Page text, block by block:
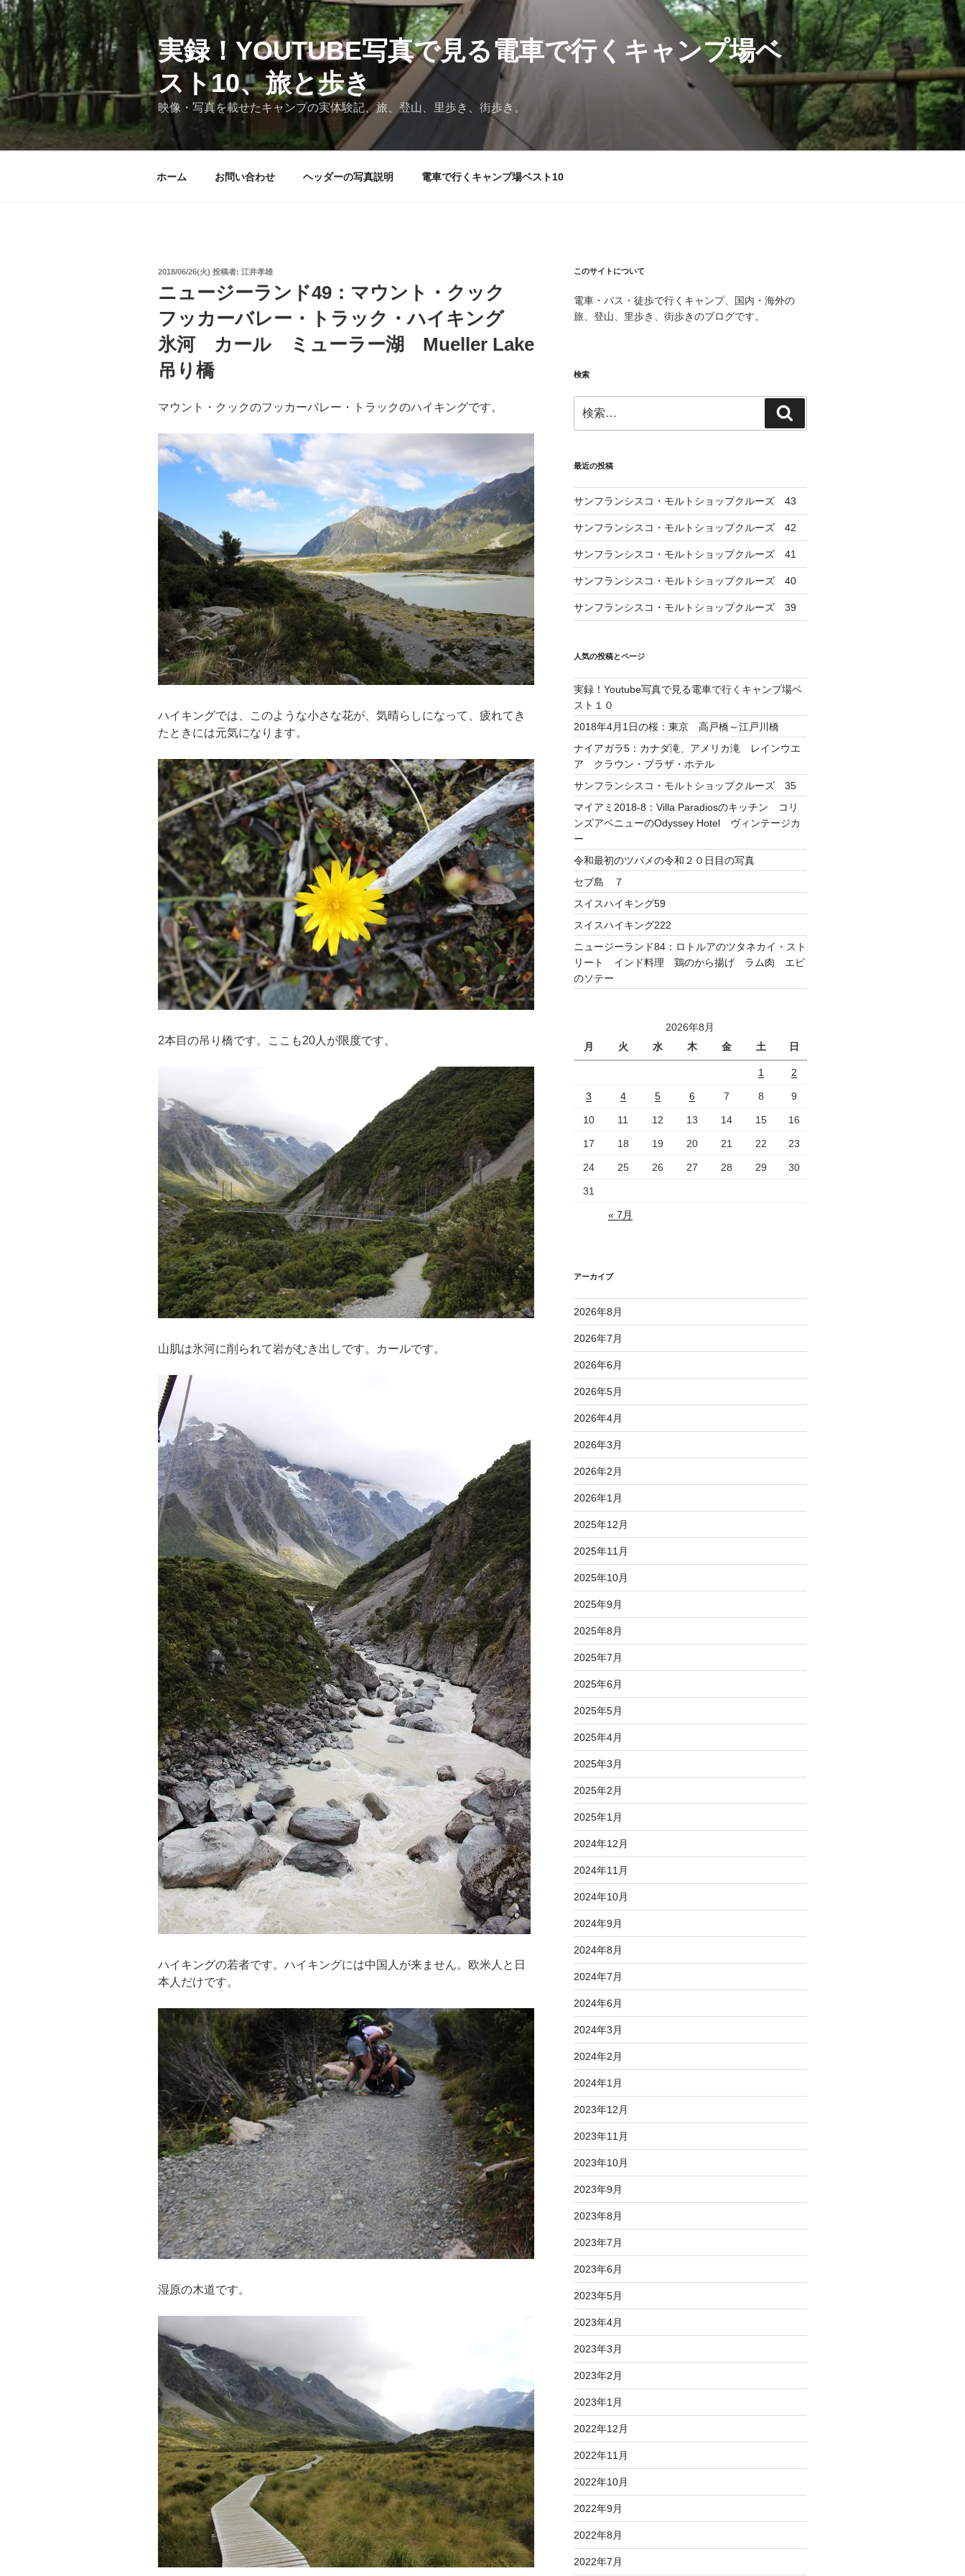
コ
ン
テ
ン
ツ
へ
ス
キ
実録！YOUTUBE写真で見る電車で行くキャンプ場ベ
スト10、旅と歩き
映像・写真を載せたキャンプの実体験記、旅、登山、里歩き、街歩き。
ホーム お問い合わせ ヘッダーの写真説明 電車で行くキャンプ場ベスト10
投
2018/06/26(火) 投稿者: 江井孝雄
ニュージーランド49：マウント・クック
フッカーバレー・トラック・ハイキング
氷河 カール ミューラー湖 Mueller Lake
吊り橋
マウント・クックのフッカーバレー・トラックのハイキングです。
ハイキングでは、このような小さな花が、気晴らしになって、疲れてき
たときには元気になります。
2本目の吊り橋です。ここも20人が限度です。
山肌は氷河に削られて岩がむき出しです。カールです。
ハイキングの若者です。ハイキングには中国人が来ません。欧米人と日
本人だけです。
湿原の木道です。
このサイトについて
電車・バス・徒歩で行くキャンプ、国内・海外の
旅、登山、里歩き、街歩きのブログです。
検索
索:
索
最近の投稿
サンフランシスコ・モルトショップクルーズ 43
サンフランシスコ・モルトショップクルーズ 42
サンフランシスコ・モルトショップクルーズ 41
サンフランシスコ・モルトショップクルーズ 40
サンフランシスコ・モルトショップクルーズ 39
人気の投稿とページ
実録！Youtube写真で見る電車で行くキャンプ場ベ
スト１０
2018年4月1日の桜：東京 高戸橋～江戸川橋
ナイアガラ5：カナダ滝、アメリカ滝 レインウエ
ア クラウン・プラザ・ホテル
サンフランシスコ・モルトショップクルーズ 35
マイアミ2018-8：Villa Paradiosのキッチン コリ
ンズアベニューのOdyssey Hotel ヴィンテージカ
ー
令和最初のツバメの令和２０日目の写真
セブ島 ７
スイスハイキング59
スイスハイキング222
ニュージーランド84：ロトルアのツタネカイ・スト
リート インド料理 鶏のから揚げ ラム肉 エビ
のソテー
2026年8月
月
火 水 木 金 土 日
1 2
3 4 5 6 7 8 9
10 11 12 13 14 15 16
17 18 19 20 21 22 23
24 25 26 27 28 29 30
31
« 7月
アーカイブ
2026年8月
2026年7月
2026年6月
2026年5月
2026年4月
2026年3月
2026年2月
2026年1月
2025年12月
2025年11月
2025年10月
2025年9月
2025年8月
2025年7月
2025年6月
2025年5月
2025年4月
2025年3月
2025年2月
2025年1月
2024年12月
2024年11月
2024年10月
2024年9月
2024年8月
2024年7月
2024年6月
2024年3月
2024年2月
2024年1月
2023年12月
2023年11月
2023年10月
2023年9月
2023年8月
2023年7月
2023年6月
2023年5月
2023年4月
2023年3月
2023年2月
2023年1月
2022年12月
2022年11月
2022年10月
2022年9月
2022年8月
2022年7月